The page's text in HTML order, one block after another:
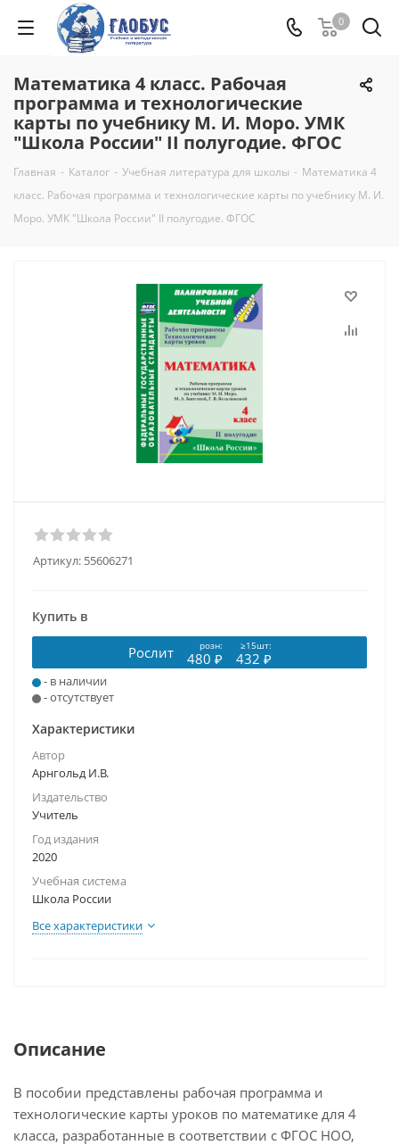
0
Математика 4 класс. Рабочая
программа и технологические
карты по учебнику М. И. Моро. УМК
"Школа России" II полугодие. ФГОС
Главная - Каталог - Учебная литература для школы - Математика 4
класс. Рабочая программа и технологические карты по учебнику М. И.
Моро. УМК "Школа России" II полугодие. ФГОС
Артикул: 55606271
Купить в
Рослит розн: ≥15шт:
480 ₽ 432 ₽
- в наличии
- отсутствует
Характеристики
Автор
Арнгольд И.В.
Издательство
Учитель
Год издания
2020
Учебная система
Школа России
Все характеристики
Описание
В пособии представлены рабочая программа и
технологические карты уроков по математике для 4
класса, разработанные в соответствии с ФГОС НОО,